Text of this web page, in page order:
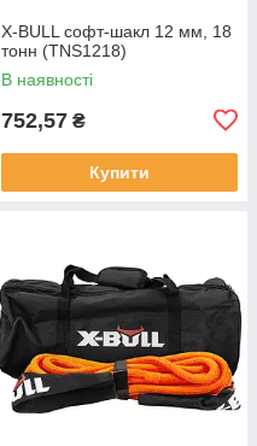
X-BULL софт-шакл 12 мм, 18
тонн (TNS1218)
В наявності
752,57 ₴
Купити